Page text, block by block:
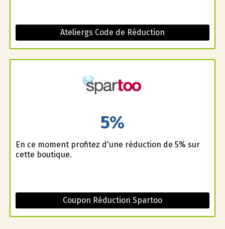
Ateliergs Code de Réduction
5%
En ce moment profitez d'une réduction de 5% sur
cette boutique.
Coupon Réduction Spartoo